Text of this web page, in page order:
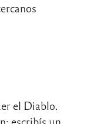
el Diablo.
escribís un